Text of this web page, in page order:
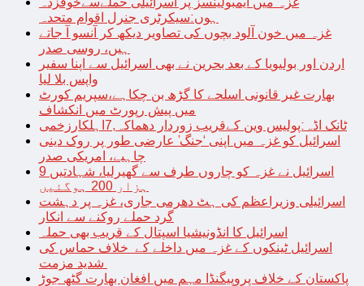
ہوں:سیکرٹری جنرل اقوام متحدہ
غزہ میں خون آلود بچوں کی تصاویر دیکھ کر آنسو آ جاتے
ہیں، روسی صدر
اردن اور بولیویا کے بعد بحرین نے بھی اسرائیل سے اپنا سفیر
واپس بلا لیا
بھارت غیر قانونی اسلحے کا گڑھ بن چکاہے،سپریم کورٹ
میں پیش رپورٹ میں انکشاف
ٹانک اڈہ:پولیس وین کےقریب زوردار دھماکہ,7اہلکارزخمی
اسرائیل کو غزہ میں اپنی ‘جنگ’ عارضی طور پر روک دینی
چاہیے، امریکی صدر
اسرائیل نے غزہ کو چاروں طرف سے گھیرلیا، شہادتیں 9
ہزار 200 ہوگئیں
اسرائیلی وزیراعظم کی ہٹ دھرمی جاری، غزہ پر دہشت
گرد حملے روکنے سے انکار
اسرائیل کا انڈونیشیا اسپتال کے قریب بھی حملہ
اسرائیل ٹینکوں کے غزہ میں داخلے کے خلاف حماس کی
پاکستان کے خلاف پروپیگنڈا مہم میں افغان بھارت گٹھ جوڑ